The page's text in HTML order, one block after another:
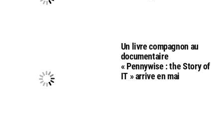
Un livre compagnon au
documentaire
« Pennywise : the Story of
IT » arrive en mai